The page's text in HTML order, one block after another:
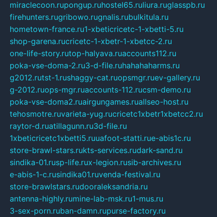
miraclecoon.rupongup.ruhostel65.ruliura.ruglasspb.ru
firehunters.rugribowo.rugnalis.rubulkitula.ru
hometown-france.ru1-xbeticricetc-1-xbetti-5.ru
shop-garena.rucricetc-1-xbetr-1-xbetcc-2.ru
one-life-story.rutop-halyava.ruaccounts112.ru
poka-vse-doma-2.ru3-d-file.ruhahahaharms.ru
g2012.rutst-1.rushaggy-cat.ruopsmgr.ruev-gallery.ru
g-2012.ruops-mgr.ruaccounts-112.rucsm-demo.ru
poka-vse-doma2.ruairgungames.ruallseo-host.ru
tehosmotre.ruvarieta-yug.rucricetc1xbetr1xbetcc2.ru
raytor-d.ruatillagunn.ru3d-file.ru
1xbeticricetc1xbetti5.ruuafoot-statti.rue-abis1c.ru
store-brawl-stars.rukts-services.rudark-sand.ru
sindika-01.rusp-life.rux-legion.rusib-archives.ru
e-abis-1-c.rusindika01.ruvenda-festival.ru
store-brawlstars.rudooraleksandria.ru
antenna-highly.rumine-lab-msk.ru1-mus.ru
3-sex-porn.ruban-damn.rupurse-factory.ru